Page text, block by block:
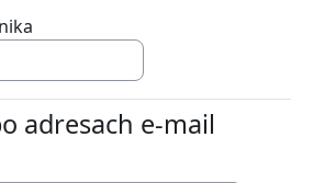
adresach e-mail
adresach e-mail